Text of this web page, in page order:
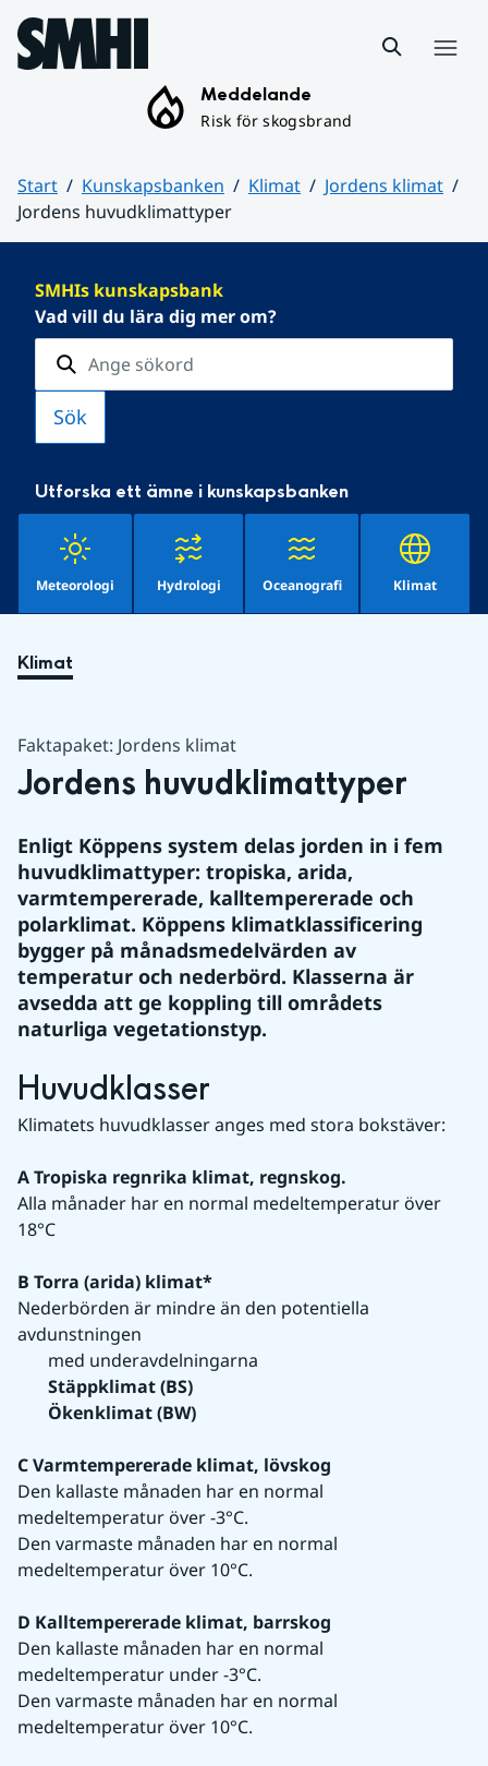
Hoppa till sidans innehåll
Meddelande
Risk för skogsbrand
Start Kunskapsbanken Klimat
Jordens klimat
Jordens huvudklimattyper
SMHIs kunskapsbank
Vad vill du lära dig mer om?
Utforska ett ämne i kunskapsbanken
Meteorologi Hydrologi Oceanografi Klimat
Klimat
Faktapaket: Jordens klimat
Jordens huvudklimattyper
Enligt Köppens system delas jorden in i fem
huvudklimattyper: tropiska, arida,
varmtempererade, kalltempererade och
polarklimat. Köppens klimatklassificering
bygger på månadsmedelvärden av
temperatur och nederbörd. Klasserna är
avsedda att ge koppling till områdets
naturliga vegetationstyp.
Huvudklasser
Klimatets huvudklasser anges med stora bokstäver:
A Tropiska regnrika klimat, regnskog.
Alla månader har en normal medeltemperatur över
18°C
B Torra (arida) klimat*
Nederbörden är mindre än den potentiella
avdunstningen
med underavdelningarna
Stäppklimat (BS)
Ökenklimat (BW)
C Varmtempererade klimat, lövskog
Den kallaste månaden har en normal
medeltemperatur över -3°C.
Den varmaste månaden har en normal
medeltemperatur över 10°C.
D Kalltempererade klimat, barrskog
Den kallaste månaden har en normal
medeltemperatur under -3°C.
Den varmaste månaden har en normal
medeltemperatur över 10°C.